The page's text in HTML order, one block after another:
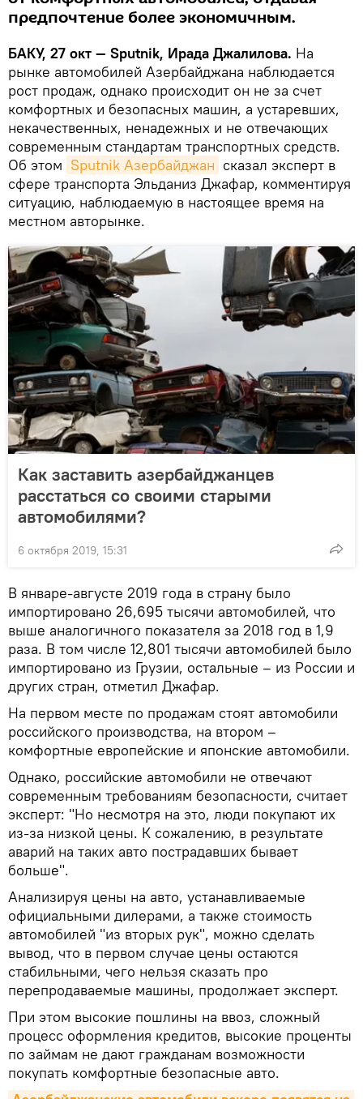
предпочтение более экономичным.
БАКУ, 27 окт — Sputnik, Ирада Джалилова. На
рынке автомобилей Азербайджана наблюдается
рост продаж, однако происходит он не за счет
комфортных и безопасных машин, а устаревших,
некачественных, ненадежных и не отвечающих
современным стандартам транспортных средств.
Об этом Sputnik Азербайджан сказал эксперт в
сфере транспорта Эльданиз Джафар, комментируя
ситуацию, наблюдаемую в настоящее время на
местном авторынке.
Как заставить азербайджанцев
расстаться со своими старыми
автомобилями?
6 октября 2019, 15:31
В январе-августе 2019 года в страну было
импортировано 26,695 тысячи автомобилей, что
выше аналогичного показателя за 2018 год в 1,9
раза. В том числе 12,801 тысячи автомобилей было
импортировано из Грузии, остальные – из России и
других стран, отметил Джафар.
На первом месте по продажам стоят автомобили
российского производства, на втором –
комфортные европейские и японские автомобили.
Однако, российские автомобили не отвечают
современным требованиям безопасности, считает
эксперт: "Но несмотря на это, люди покупают их
из-за низкой цены. К сожалению, в результате
аварий на таких авто пострадавших бывает
больше".
Анализируя цены на авто, устанавливаемые
официальными дилерами, а также стоимость
автомобилей "из вторых рук", можно сделать
вывод, что в первом случае цены остаются
стабильными, чего нельзя сказать про
перепродаваемые машины, продолжает эксперт.
При этом высокие пошлины на ввоз, сложный
процесс оформления кредитов, высокие проценты
по займам не дают гражданам возможности
покупать комфортные безопасные авто.